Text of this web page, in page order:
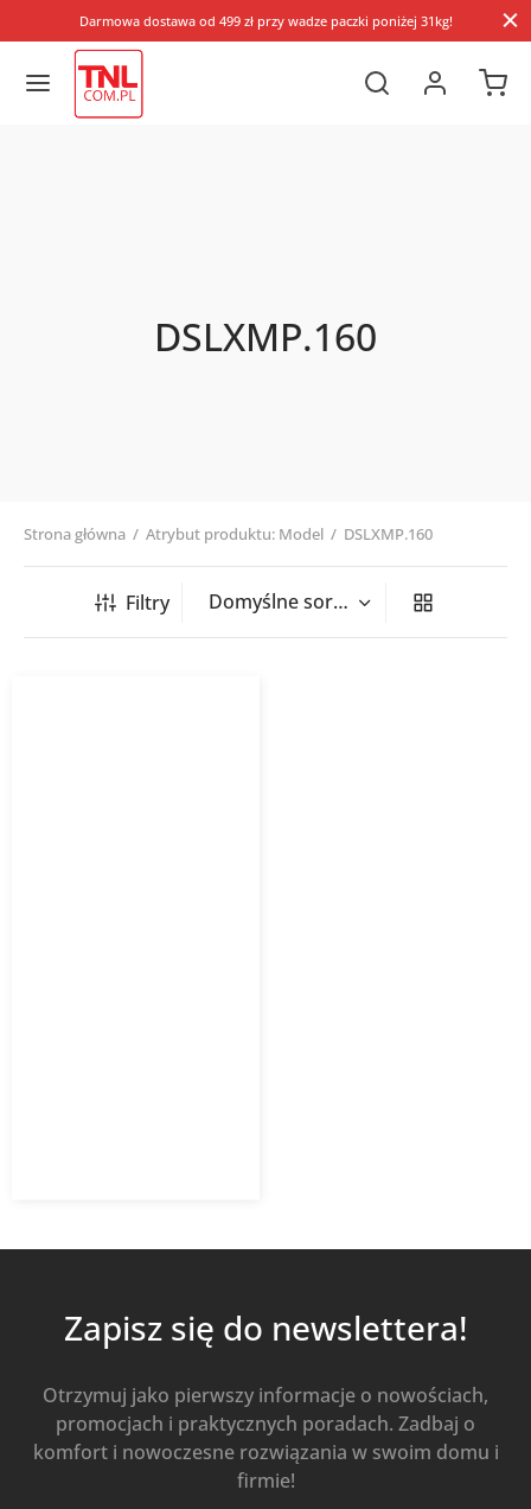
Darmowa dostawa od 499 zł przy wadze paczki poniżej 31kg!
DSLXMP.160
Strona główna / Atrybut produktu: Model / DSLXMP.160
Filtry
Zapisz się do newslettera!
Otrzymuj jako pierwszy informacje o nowościach,
promocjach i praktycznych poradach. Zadbaj o
komfort i nowoczesne rozwiązania w swoim domu i
firmie!